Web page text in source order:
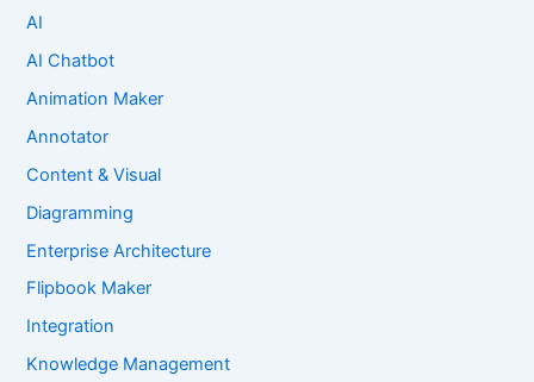
AI
AI Chatbot
Animation Maker
Annotator
Content & Visual
Diagramming
Enterprise Architecture
Flipbook Maker
Integration
Knowledge Management